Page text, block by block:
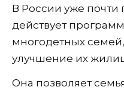
В России уже почти
действует
многодетных
улучшение их
Она позволяет